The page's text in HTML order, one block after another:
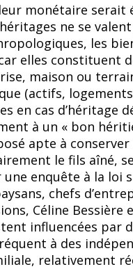
monétaire serait
ne se
les
elles constituent
maison ou
(actifs,
en cas d’héritage
à un « bon
apte à
le fils aîné,
enquête à la loi
chefs
Céline
influencées par
à des
relativement